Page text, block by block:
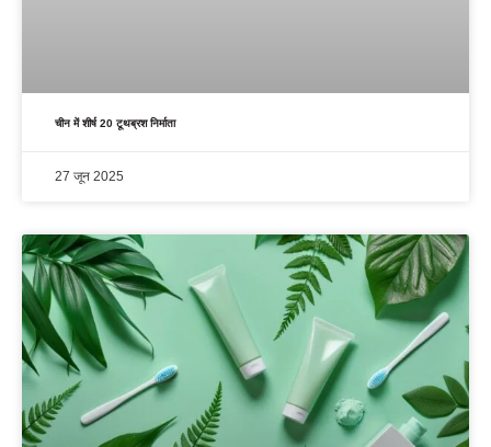
चीन में शीर्ष 20 टूथब्रश निर्माता
27 जून 2025